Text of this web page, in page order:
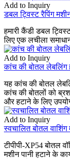
Add to Inquiry
डबल ट्विस्ट रैपिंग
हमारी कैंडी डबल
लिए एक लचीला
Add to Inquiry
कांच की बोतल लेबलिंग
यह कांच की बोतल
कांच की बोतलों को
और हटाने के लिए
Add to Inquiry
स्वचालित बोतल वाशिंग
टीपीपी-XP54 बोतल
मशीन पानी हटाने के